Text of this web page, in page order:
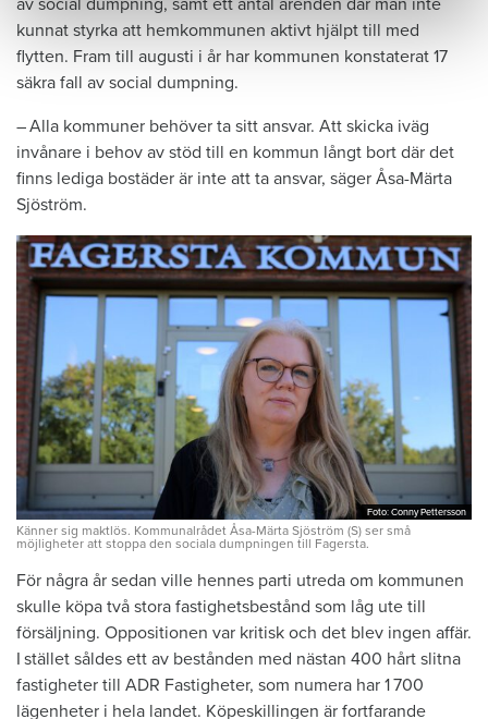
kunnat styrka att hemkommunen aktivt hjälpt till med
flytten. Fram till augusti i år har kommunen konstaterat 17
säkra fall av social dumpning.
– Alla kommuner behöver ta sitt ­ansvar. Att skicka iväg
invånare i ­behov av stöd till en kommun långt bort där det
finns lediga bostäder är inte att ta ansvar, säger Åsa-Märta
Sjöström.
Foto: Conny Pettersson
Foto: Conny Pettersson
Känner sig maktlös. Kommunalrådet Åsa-Märta Sjöström (S) ser små
möjligheter att stoppa den sociala dumpningen till Fagersta.
För några år sedan ville hennes parti utreda om kommunen
­skulle köpa två stora fastighetsbestånd som låg ute till
försäljning. ­Oppositionen var kritisk och det blev ingen affär.
I stället ­såldes ett av bestånden med nästan 400 hårt ­slitna
fastigheter till ADR Fastigheter, som numera har 1 700
lägen­heter i hela landet. Köpeskillingen är fortfarande